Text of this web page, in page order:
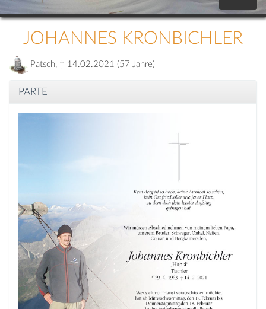
JOHANNES KRONBICHLER
Patsch, † 14.02.2021 (57 Jahre)
PARTE